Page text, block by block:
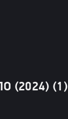
(2024) (1)